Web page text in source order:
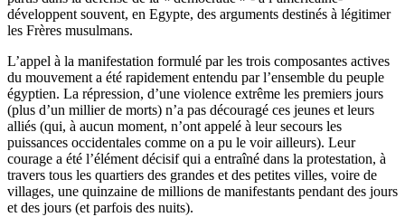
développent souvent, en Egypte, des arguments destinés à légitimer
les Frères musulmans.
L’appel à la manifestation formulé par les trois composantes actives
du mouvement a été rapidement entendu par l’ensemble du peuple
égyptien. La répression, d’une violence extrême les premiers jours
(plus d’un millier de morts) n’a pas découragé ces jeunes et leurs
alliés (qui, à aucun moment, n’ont appelé à leur secours les
puissances occidentales comme on a pu le voir ailleurs). Leur
courage a été l’élément décisif qui a entraîné dans la protestation, à
travers tous les quartiers des grandes et des petites villes, voire de
villages, une quinzaine de millions de manifestants pendant des jours
et des jours (et parfois des nuits).